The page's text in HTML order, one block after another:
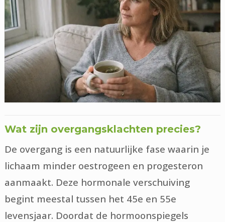
Wat zijn overgangsklachten precies?
De overgang is een natuurlijke fase waarin je
lichaam minder oestrogeen en progesteron
aanmaakt. Deze hormonale verschuiving
begint meestal tussen het 45e en 55e
levensjaar. Doordat de hormoonspiegels